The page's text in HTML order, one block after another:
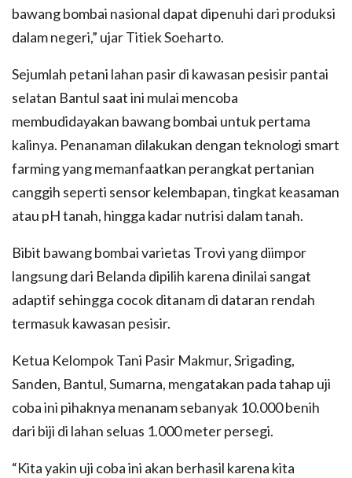
bawang bombai nasional dapat dipenuhi dari produksi
dalam negeri,” ujar Titiek Soeharto.
Sejumlah petani lahan pasir di kawasan pesisir pantai
selatan Bantul saat ini mulai mencoba
membudidayakan bawang bombai untuk pertama
kalinya. Penanaman dilakukan dengan teknologi smart
farming yang memanfaatkan perangkat pertanian
canggih seperti sensor kelembapan, tingkat keasaman
atau pH tanah, hingga kadar nutrisi dalam tanah.
Bibit bawang bombai varietas Trovi yang diimpor
langsung dari Belanda dipilih karena dinilai sangat
adaptif sehingga cocok ditanam di dataran rendah
termasuk kawasan pesisir.
Ketua Kelompok Tani Pasir Makmur, Srigading,
Sanden, Bantul, Sumarna, mengatakan pada tahap uji
coba ini pihaknya menanam sebanyak 10.000 benih
dari biji di lahan seluas 1.000 meter persegi.
“Kita yakin uji coba ini akan berhasil karena kita